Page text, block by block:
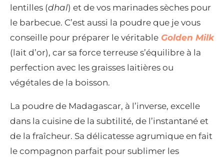
lentilles (dhal) et de vos marinades sèches pour
le barbecue. C’est aussi la poudre que je vous
conseille pour préparer le véritable Golden Milk
(lait d’or), car sa force terreuse s’équilibre à la
perfection avec les graisses laitières ou
végétales de la boisson.
La poudre de Madagascar, à l’inverse, excelle
dans la cuisine de la subtilité, de l’instantané et
de la fraîcheur. Sa délicatesse agrumique en fait
le compagnon parfait pour sublimer les